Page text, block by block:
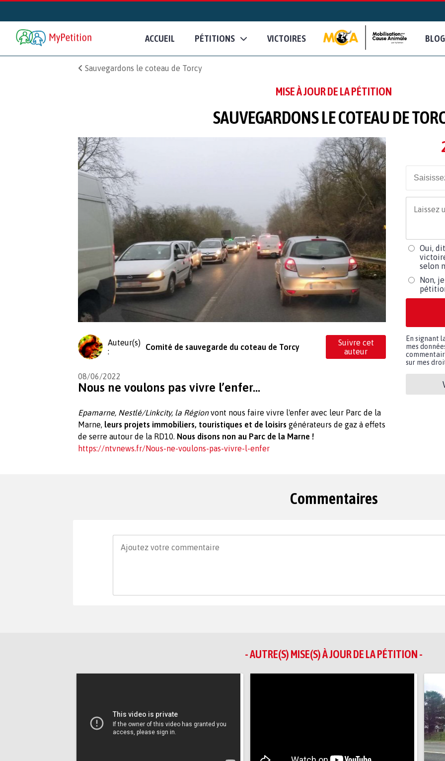
ACCUEIL PÉTITIONS VICTOIRES BLOG
Sauvegardons le coteau de Torcy
MISE À JOUR DE LA PÉTITION
SAUVEGARDONS LE COTEAU DE
Auteur(s)
:
Comité de sauvegarde du coteau de Torcy
Suivre cet
auteur
08/06/2022
Nous ne voulons pas vivre l’enfer...
Epamarne, Nestlé/Linkcity, la Régionvont nous faire vivre l'enfer avec leur Parc de la
Marne, leurs projets immobiliers, touristiques et de loisirs générateurs de gaz à effets
de serre autour de la RD10. Nous disons non au Parc de la Marne !
https://ntvnews.fr/Nous-ne-voulons-pas-vivre-l-enfer
Oui,
selon
Non,
En signant
mes
sur mes
Commentaires
- AUTRE(S) MISE(S) À JOUR DE LA PÉTITION -